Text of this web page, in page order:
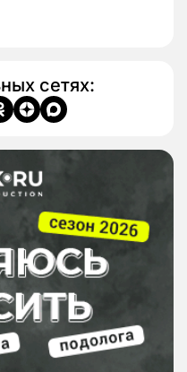
сетях: